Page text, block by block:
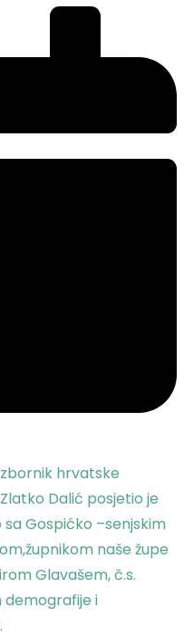
hrvatske
Dalić posjetio je
Gospićko –senjskim
naše župe
Glavašem, č.s.
demografije i